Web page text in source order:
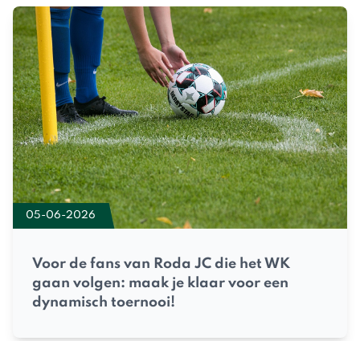
05-06-2026
Voor de fans van Roda JC die het WK
gaan volgen: maak je klaar voor een
dynamisch toernooi!